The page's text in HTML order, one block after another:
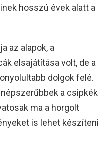
hosszú évek alatt a
az alapok, a
elsajátítása volt, de a
dolgok felé.
a csipkék
ma a horgolt
is lehet készíteni